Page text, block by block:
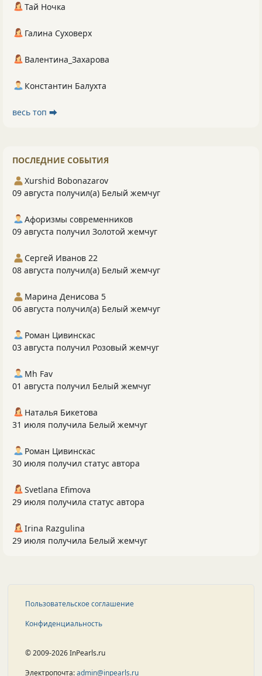
Тай Ночка
Галина Суховерх
Валентина_Захарова
Константин Балухта
весь топ ⮕
ПОСЛЕДНИЕ СОБЫТИЯ
Xurshid Bobonazarov
09 августа получил(а) Белый жемчуг
Афоризмы современников
09 августа получил Золотой жемчуг
Сергей Иванов 22
08 августа получил(а) Белый жемчуг
Марина Денисова 5
06 августа получил(а) Белый жемчуг
Роман Цивинскас
03 августа получил Розовый жемчуг
Mh Fav
01 августа получил Белый жемчуг
Наталья Бикетова
31 июля получила Белый жемчуг
Роман Цивинскас
30 июля получил статус автора
Svetlana Efimova
29 июля получила статус автора
Irina Razgulina
29 июля получила Белый жемчуг
Пользовательское соглашение
Конфиденциальность
© 2009-2026 InPearls.ru
Электропочта:admin@inpearls.ru